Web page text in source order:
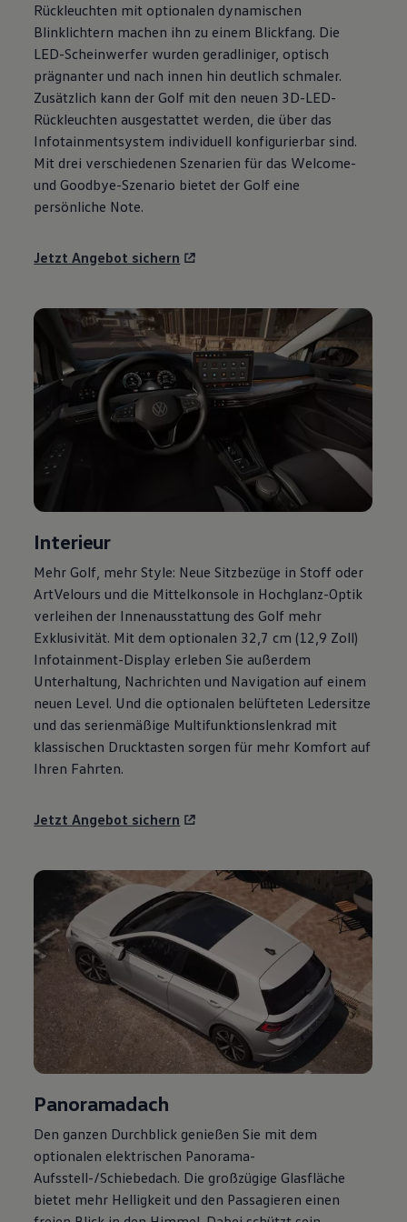
Motorenöl und Flüssigkeiten
Räder und Reifen
Pannen- und Unfallhilfe
Economy Service
Volkswagen Teile
Zubehör
Modellspezifisches Zubehör
Schutz und Pflege
Transport
Entertainment und Elektronik
Individualisieren
Wallbox und Ladekabel
Digitale Extras
Handy und Fahrzeug verbinden
Vorgängermodelle
Kundeninformationen
Volkswagen Kundenbetreuung
Warn- und Kontrollleuchten
Assistenzsysteme
Digitale Betriebsanleitung
Live Beratung
Magazin
Lifestyle
Transport
Volkswagen Kundenbetreuung
Rückleuchten mit optionalen dynamischen
Blinklichtern machen ihn zu einem Blickfang. Die
LED-Scheinwerfer wurden geradliniger, optisch
prägnanter und nach innen hin deutlich schmaler.
Zusätzlich kann der Golf mit den neuen 3D-LED-
Rückleuchten ausgestattet werden, die über das
Infotainmentsystem individuell konfigurierbar sind.
Mit drei verschiedenen Szenarien für das Welcome-
und Goodbye-Szenario bietet der Golf eine
persönliche Note.
Jetzt Angebot sichern
Interieur
Mehr Golf , mehr Style: Neue Sitzbezüge in Stoff oder
ArtVelours und die Mittelkonsole in Hochglanz-Optik
verleihen der Innenausstattung des Golf mehr
Exklusivität. Mit dem optionalen 32,7 cm (12,9 Zoll)
Infotainment-Display erleben Sie außerdem
Unterhaltung, Nachrichten und Navigation auf einem
neuen Level. Und die optionalen belüfteten Ledersitze
und das serienmäßige Multifunktionslenkrad mit
klassischen Drucktasten sorgen für mehr Komfort auf
Ihren Fahrten.
Jetzt Angebot sichern
Panoramadach
Den ganzen Durchblick genießen Sie mit dem
optionalen elektrischen Panorama-
Aufsstell-/Schiebedach. Die großzügige Glasfläche
bietet mehr Helligkeit und den Passagieren einen